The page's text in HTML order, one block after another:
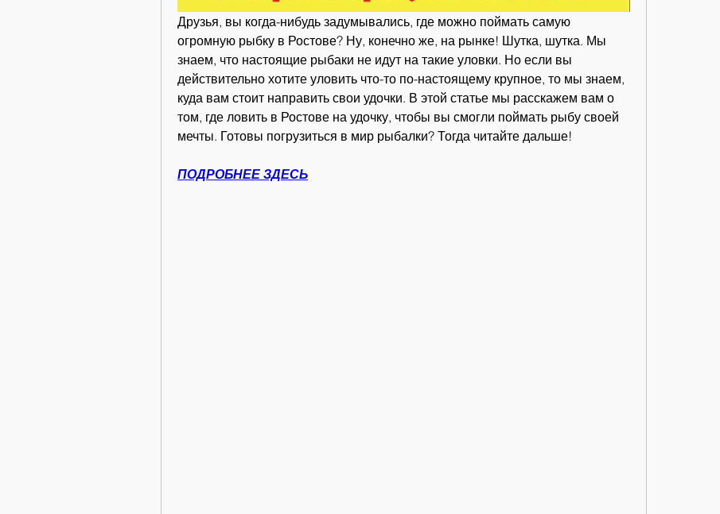
Друзья, вы когда-нибудь задумывались, где можно поймать самую
огромную рыбку в Ростове? Ну, конечно же, на рынке! Шутка, шутка. Мы
знаем, что настоящие рыбаки не идут на такие уловки. Но если вы
действительно хотите уловить что-то по-настоящему крупное, то мы знаем,
куда вам стоит направить свои удочки. В этой статье мы расскажем вам о
том, где ловить в Ростове на удочку, чтобы вы смогли поймать рыбу своей
мечты. Готовы погрузиться в мир рыбалки? Тогда читайте дальше!
ПОДРОБНЕЕ ЗДЕСЬ